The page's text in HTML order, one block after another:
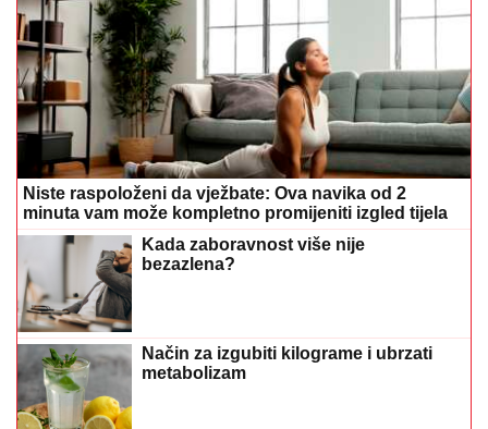
Niste raspoloženi da vježbate: Ova navika od 2
minuta vam može kompletno promijeniti izgled tijela
Kada zaboravnost više nije
bezazlena?
Način za izgubiti kilograme i ubrzati
metabolizam